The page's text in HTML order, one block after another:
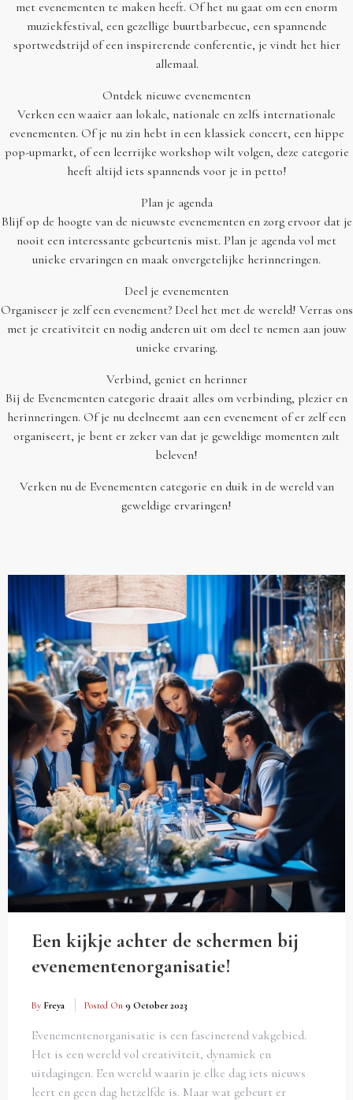
met evenementen te maken heeft. Of het nu gaat om een enorm
muziekfestival, een gezellige buurtbarbecue, een spannende
sportwedstrijd of een inspirerende conferentie, je vindt het hier
allemaal.
Ontdek nieuwe evenementen
Verken een waaier aan lokale, nationale en zelfs internationale
evenementen. Of je nu zin hebt in een klassiek concert, een hippe
pop-upmarkt, of een leerrijke workshop wilt volgen, deze categorie
heeft altijd iets spannends voor je in petto!
Plan je agenda
Blijf op de hoogte van de nieuwste evenementen en zorg ervoor dat je
nooit een interessante gebeurtenis mist. Plan je agenda vol met
unieke ervaringen en maak onvergetelijke herinneringen.
Deel je evenementen
Organiseer je zelf een evenement? Deel het met de wereld! Verras ons
met je creativiteit en nodig anderen uit om deel te nemen aan jouw
unieke ervaring.
Verbind, geniet en herinner
Bij de Evenementen categorie draait alles om verbinding, plezier en
herinneringen. Of je nu deelneemt aan een evenement of er zelf een
organiseert, je bent er zeker van dat je geweldige momenten zult
beleven!
Verken nu de Evenementen categorie en duik in de wereld van
geweldige ervaringen!
Een kijkje achter de schermen bij
evenementenorganisatie!
By Freya Posted On 9 October 2023
Evenementenorganisatie is een fascinerend vakgebied.
Het is een wereld vol creativiteit, dynamiek en
uitdagingen. Een wereld waarin je elke dag iets nieuws
leert en geen dag hetzelfde is. Maar wat gebeurt er